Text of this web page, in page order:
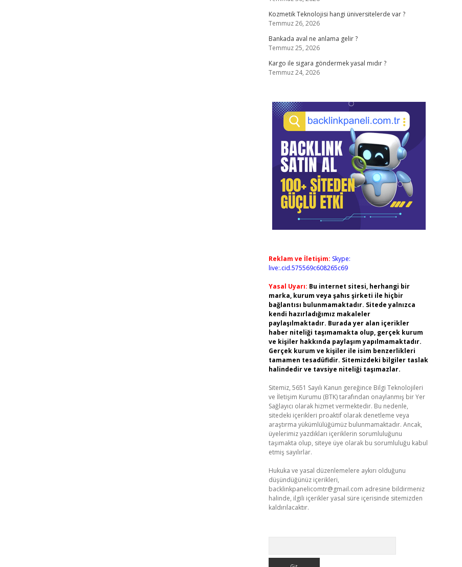
Kozmetik Teknolojisi hangi üniversitelerde var ?
Temmuz 26, 2026
Bankada aval ne anlama gelir ?
Temmuz 25, 2026
Kargo ile sigara göndermek yasal mıdır ?
Temmuz 24, 2026
Reklam ve İletişim: Skype:
live:.cid.575569c608265c69
Yasal Uyarı: Bu internet sitesi, herhangi bir
marka, kurum veya şahıs şirketi ile hiçbir
bağlantısı bulunmamaktadır. Sitede yalnızca
kendi hazırladığımız makaleler
paylaşılmaktadır. Burada yer alan içerikler
haber niteliği taşımamakta olup, gerçek kurum
ve kişiler hakkında paylaşım yapılmamaktadır.
Gerçek kurum ve kişiler ile isim benzerlikleri
tamamen tesadüfidir. Sitemizdeki bilgiler taslak
halindedir ve tavsiye niteliği taşımazlar.
Sitemiz, 5651 Sayılı Kanun gereğince Bilgi Teknolojileri
ve İletişim Kurumu (BTK) tarafından onaylanmış bir Yer
Sağlayıcı olarak hizmet vermektedir. Bu nedenle,
sitedeki içerikleri proaktif olarak denetleme veya
araştırma yükümlülüğümüz bulunmamaktadır. Ancak,
üyelerimiz yazdıkları içeriklerin sorumluluğunu
taşımakta olup, siteye üye olarak bu sorumluluğu kabul
etmiş sayılırlar.
Hukuka ve yasal düzenlemelere aykırı olduğunu
düşündüğünüz içerikleri,
backlinkpanelicomtr@gmail.com adresine bildirmeniz
halinde, ilgili içerikler yasal süre içerisinde sitemizden
kaldırılacaktır.